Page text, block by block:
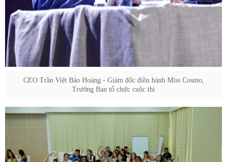
CEO Trần Việt Bảo Hoàng - Giám đốc điều hành Miss Cosmo,
Trưởng Ban tổ chức cuộc thi